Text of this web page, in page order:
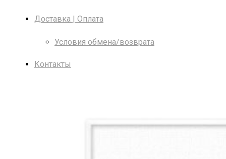
Доставка | Оплата
Условия обмена/возврата
Контакты